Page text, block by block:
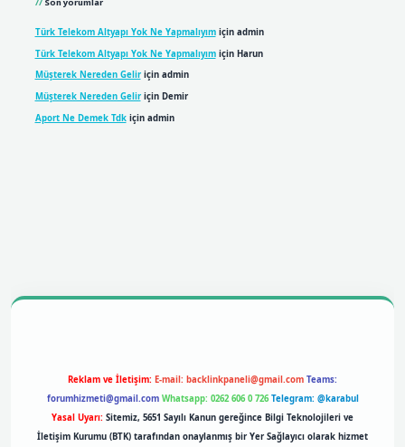
Türk Telekom Altyapı Yok Ne Yapmalıyımiçin admin
Türk Telekom Altyapı Yok Ne Yapmalıyımiçin Harun
Müşterek Nereden Geliriçin admin
Müşterek Nereden Geliriçin Demir
Aport Ne Demek Tdkiçin admin
Reklam ve İletişim: E-mail: backlinkpaneli@gmail.com Teams:
forumhizmeti@gmail.com Whatsapp: 0262 606 0 726 Telegram: @karabul
Yasal Uyarı: Sitemiz, 5651 Sayılı Kanun gereğince Bilgi Teknolojileri ve
İletişim Kurumu (BTK) tarafından onaylanmış bir Yer Sağlayıcı olarak hizmet